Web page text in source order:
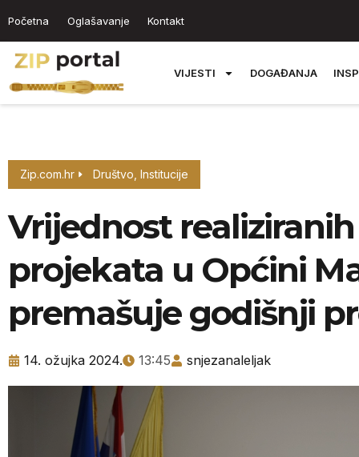
Početna Oglašavanje Kontakt
VIJESTI DOGAĐANJA
Zip.com.hr Društvo Institucije
Vrijednost
projekata u Općini
premašuje godišnji
14. ožujka 2024. 13:45 snjezanaleljak